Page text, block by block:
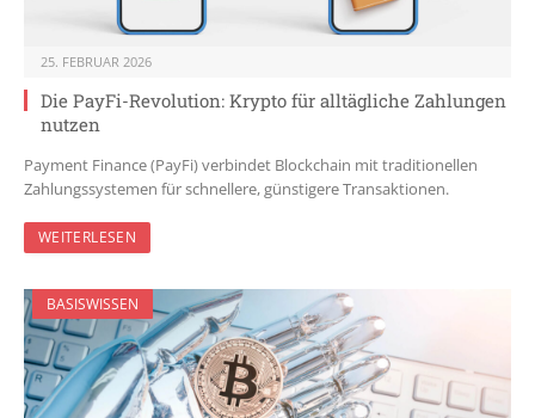
25. FEBRUAR 2026
Die PayFi-Revolution: Krypto für alltägliche Zahlungen
nutzen
Payment Finance (PayFi) verbindet Blockchain mit traditionellen
Zahlungssystemen für schnellere, günstigere Transaktionen.
WEITERLESEN
BASISWISSEN